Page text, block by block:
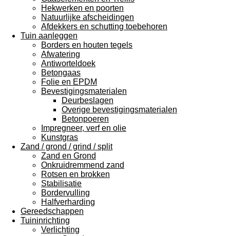
Hekwerken en poorten
Natuurlijke afscheidingen
Afdekkers en schutting toebehoren
Tuin aanleggen
Borders en houten tegels
Afwatering
Antiworteldoek
Betongaas
Folie en EPDM
Bevestigingsmaterialen
Deurbeslagen
Overige bevestigingsmaterialen
Betonpoeren
Impregneer, verf en olie
Kunstgras
Zand / grond / grind / split
Zand en Grond
Onkruidremmend zand
Rotsen en brokken
Stabilisatie
Bordervulling
Halfverharding
Gereedschappen
Tuininrichting
Verlichting